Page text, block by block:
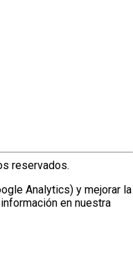
reservados.
Analytics) y mejorar la
en nuestra